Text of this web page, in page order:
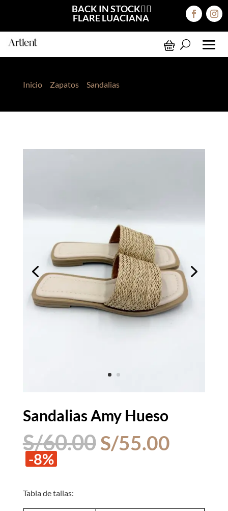
BACK IN STOCK❤️‍🔥
FLARE LUACIANA
Inicio> Zapatos> Sandalias> Sandalias Amy Hueso
Sandalias Amy Hueso
S/60.00 El
precio
S/55.00El
precio
-8%
Tabla de tallas: